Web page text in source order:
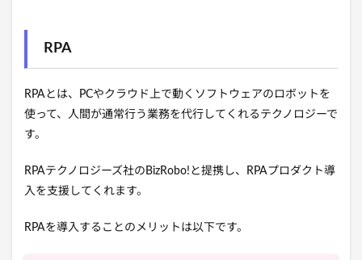
RPA
RPAとは、PCやクラウド上で動くソフトウェアのロボットを
使って、人間が通常行う業務を代行してくれるテクノロジーで
す。
RPAテクノロジーズ社のBizRobo!と提携し、RPAプロダクト導
入を支援してくれます。
RPAを導入することのメリットは以下です。